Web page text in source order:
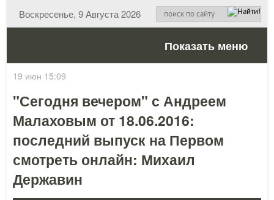
Воскресенье, 9 Августа 2026
Показать меню
19 июн 15:09
"Сегодня вечером" с Андреем
Малаховым от 18.06.2016:
последний выпуск на Первом
смотреть онлайн: Михаил
Державин